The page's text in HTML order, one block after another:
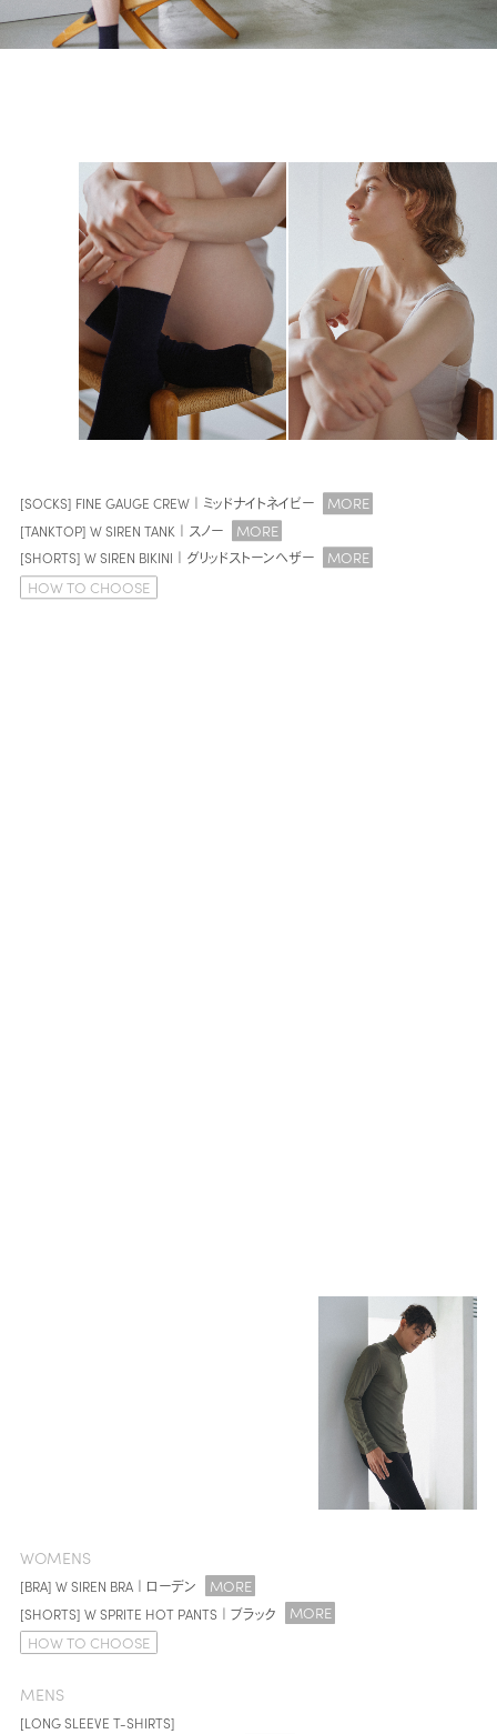
[SOCKS] FINE GAUGE CREW｜ミッドナイトネイビー MORE
[TANKTOP] W SIREN TANK｜スノー MORE
[SHORTS] W SIREN BIKINI｜グリッドストーンヘザー
MORE
HOW TO CHOOSE
WOMENS
[BRA] W SIREN BRA｜ローデン MORE
[SHORTS] W SPRITE HOT PANTS｜ブラック
MORE
HOW TO CHOOSE
MENS
[LONG SLEEVE T-SHIRTS]